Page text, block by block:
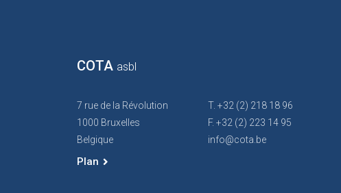
COTA asbl
7 rue de la Révolution
1000 Bruxelles
Belgique
Plan
T. +32 (2) 218 18 96
F. +32 (2) 223 14 95
info@cota.be